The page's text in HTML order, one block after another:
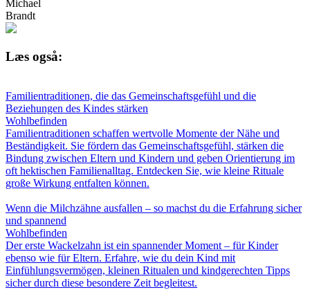
Michael
Brandt
Læs også:
Familientraditionen, die das Gemeinschaftsgefühl und die
Beziehungen des Kindes stärken
Wohlbefinden
Familientraditionen schaffen wertvolle Momente der Nähe und
Beständigkeit. Sie fördern das Gemeinschaftsgefühl, stärken die
Bindung zwischen Eltern und Kindern und geben Orientierung im
oft hektischen Familienalltag. Entdecken Sie, wie kleine Rituale
große Wirkung entfalten können.
Wenn die Milchzähne ausfallen – so machst du die Erfahrung sicher
und spannend
Wohlbefinden
Der erste Wackelzahn ist ein spannender Moment – für Kinder
ebenso wie für Eltern. Erfahre, wie du dein Kind mit
Einfühlungsvermögen, kleinen Ritualen und kindgerechten Tipps
sicher durch diese besondere Zeit begleitest.